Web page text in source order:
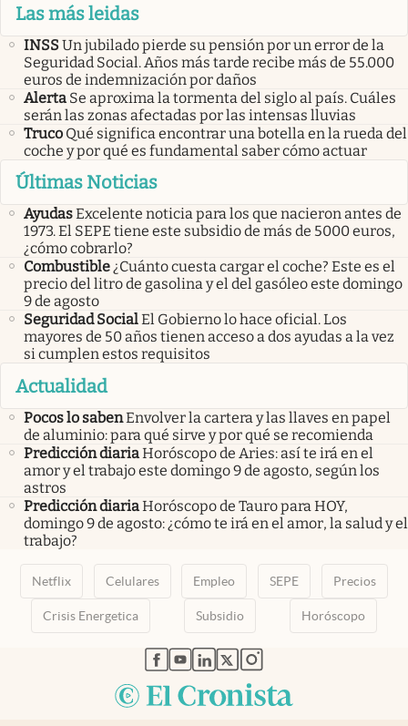
Las más leidas
INSSUn jubilado pierde su pensión por un error de la
Seguridad Social. Años más tarde recibe más de 55.000
euros de indemnización por daños
Alerta Se aproxima la tormenta del siglo al país. Cuáles
serán las zonas afectadas por las intensas lluvias
Truco Qué significa encontrar una botella en la rueda del
coche y por qué es fundamental saber cómo actuar
Últimas Noticias
AyudasExcelente noticia para los que nacieron antes de
1973. El SEPE tiene este subsidio de más de 5000 euros,
¿cómo cobrarlo?
Combustible¿Cuánto cuesta cargar el coche? Este es el
precio del litro de gasolina y el del gasóleo este domingo
9 de agosto
Seguridad SocialEl Gobierno lo hace oficial. Los
mayores de 50 años tienen acceso a dos ayudas a la vez
si cumplen estos requisitos
Actualidad
Pocos lo sabenEnvolver la cartera y las llaves en papel
de aluminio: para qué sirve y por qué se recomienda
Predicción diariaHoróscopo de Aries: así te irá en el
amor y el trabajo este domingo 9 de agosto, según los
astros
Predicción diariaHoróscopo de Tauro para HOY,
domingo 9 de agosto: ¿cómo te irá en el amor, la salud y el
trabajo?
Netflix Celulares Empleo SEPE Precios
Crisis Energetica Subsidio Horóscopo
abre en nueva pestaña
abre en nueva pestaña
abre en nueva pestaña
abre en nueva pestaña
abre en nueva pestaña